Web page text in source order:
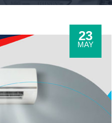
23
MAY